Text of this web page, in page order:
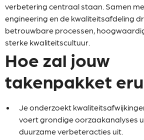
verbetering centraal staan. Samen
engineering en de kwaliteitsafdeling
betrouwbare processen,
sterke kwaliteitscultuur.
Hoe zal jouw
takenpakket
Je onderzoekt
voert grondige oorzaakanalyses
duurzame verbeteracties uit.